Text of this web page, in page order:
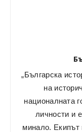
„Българска
на
националната
личности и
минало. Екипът